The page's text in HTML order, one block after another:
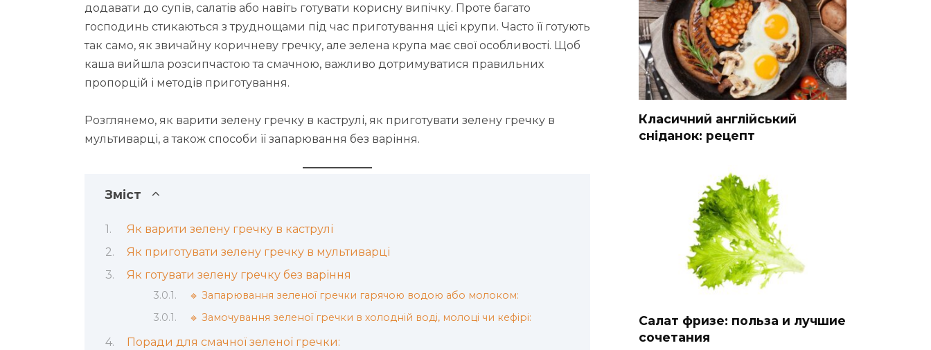
додавати до супів, салатів або навіть готувати корисну випічку. Проте багато
господинь стикаються з труднощами під час приготування цієї крупи. Часто її готують
так само, як звичайну коричневу гречку, але зелена крупа має свої особливості. Щоб
каша вийшла розсипчастою та смачною, важливо дотримуватися правильних
пропорцій і методів приготування.
Розглянемо, як варити зелену гречку в каструлі, як приготувати зелену гречку в
мультиварці, а також способи її запарювання без варіння.
Зміст
Як варити зелену гречку в каструлі
Як приготувати зелену гречку в мультиварці
Як готувати зелену гречку без варіння
🔹 Запарювання зеленої гречки гарячою водою або молоком:
🔹 Замочування зеленої гречки в холодній воді, молоці чи кефірі:
Поради для смачної зеленої гречки:
Класичний англійський
сніданок: рецепт
Салат фризе: польза и лучшие
сочетания